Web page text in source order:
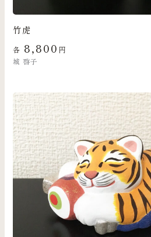
竹虎
各 8,800 円
城 啓子